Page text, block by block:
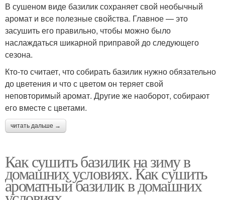
В сушеном виде базилик сохраняет свой необычный
аромат и все полезные свойства. Главное — это
засушить его правильно, чтобы можно было
наслаждаться шикарной приправой до следующего
сезона.
Кто-то считает, что собирать базилик нужно обязательно
до цветения и что с цветом он теряет свой
неповторимый аромат. Другие же наоборот, собирают
его вместе с цветами.
читать дальше →
Как сушить базилик на зиму в
домашних условиях. Как сушить
ароматный базилик в домашних